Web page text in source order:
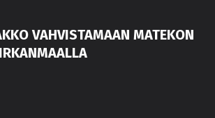
VAHVISTAMAAN MATEKON